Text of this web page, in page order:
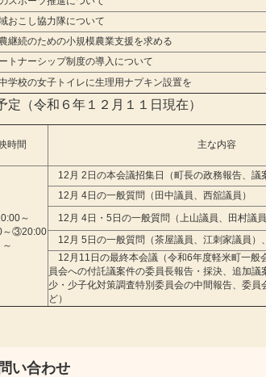
おこし協力隊について
継続のための小規模農業支援を求める
トナーシップ制度の導入について
学校の女子トイレに生理用ナプキン設置を
定（令和６年１２月１１日現在）
時間 主な内容
～
③20:00
～
12月 2日の本会議招集日（町長の政務報告、議
12月 4日の一般質問（田中議員、西舘議員）
12月 4日・5日の一般質問（上山議員、田村議員
12月 5日の一般質問（茶屋議員、江刺家議員）
12月11日の最終本会議（令和6年度軽米町一般
員会への付託議案件の委員長報告・採決、追加議
少・少子化対策調査特別委員会の中間報告、委員
ど）
い合わせ